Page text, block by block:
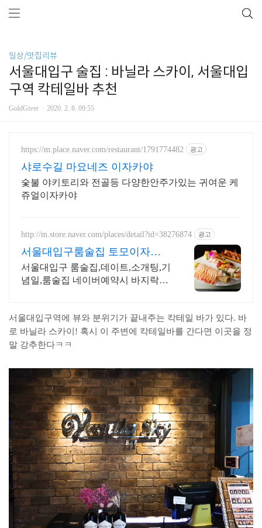
일상/맛집리뷰
서울대입구 술집 : 바닐라 스카이, 서울대입
구역 칵테일바 추천
GoldGiver 2020. 2. 8. 09:55
https://m.place.naver.com/restaurant/1791774482 광고
샤로수길 마요네즈 이자카야
숯불 야키토리와 전골등 다양한안주가있는 귀여운 케
쥬얼이자카야
http://m.store.naver.com/places/detail?id=38276874 광고
서울대입구룸술집 토모이자카
야 프라이빗 룸 이자카야
서울대입구 룸술집,데이트,소개팅,기
념일,룸술집 네이버예약시 바지락버
서울대입구역에 뷰와 분위기가 끝내주는 칵테일 바가 있다. 바
로 바닐라 스카이! 혹시 이 주변에 칵테일바를 간다면 이곳을 정
말 강추한다ㅋㅋ